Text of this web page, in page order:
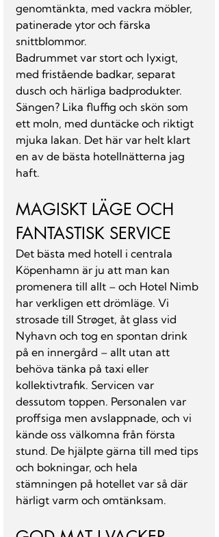
genomtänkta, med vackra möbler,
patinerade ytor och färska
snittblommor.
Badrummet var stort och lyxigt,
med fristående badkar, separat
dusch och härliga badprodukter.
Sängen? Lika fluffig och skön som
ett moln, med duntäcke och riktigt
mjuka lakan. Det här var helt klart
en av de bästa hotellnätterna jag
haft.
MAGISKT LÄGE OCH
FANTASTISK SERVICE
Det bästa med hotell i centrala
Köpenhamn är ju att man kan
promenera till allt – och Hotel Nimb
har verkligen ett drömläge. Vi
strosade till Strøget, åt glass vid
Nyhavn och tog en spontan drink
på en innergård – allt utan att
behöva tänka på taxi eller
kollektivtrafik. Servicen var
dessutom toppen. Personalen var
proffsiga men avslappnade, och vi
kände oss välkomna från första
stund. De hjälpte gärna till med tips
och bokningar, och hela
stämningen på hotellet var så där
härligt varm och omtänksam.